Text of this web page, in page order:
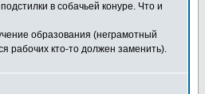
в собачьей конуре. Что и
образования (неграмотный
рабочих кто-то должен заменить).